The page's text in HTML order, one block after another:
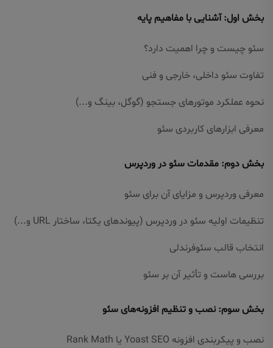
بخش اول: آشنایی با مفاهیم پایه
سئو چیست و چرا اهمیت دارد؟
تفاوت سئو داخلی، خارجی و فنی
نحوه عملکرد موتورهای جستجو (گوگل، بینگ و...)
معرفی ابزارهای کاربردی سئو
بخش دوم: مقدمات سئو در وردپرس
معرفی وردپرس و مزایای آن برای سئو
تنظیمات اولیه سئو در وردپرس (پیوندهای یکتا، ساختار URL و...)
انتخاب قالب سئو‌فرندلی
بررسی هاست و تأثیر آن بر سئو
بخش سوم: نصب و تنظیم افزونه‌های سئو
نصب و پیکربندی افزونه Yoast SEO یا Rank Math